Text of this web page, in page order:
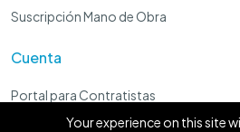
Suscripción Mano de Obra
Cuenta
Portal para Contratistas
Panel Administrador
Your experience on this site